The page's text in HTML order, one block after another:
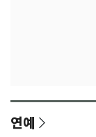
연예